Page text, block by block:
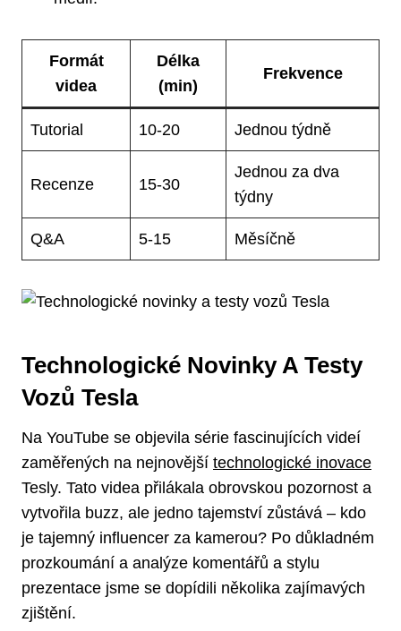
Formát
videa
Délka
(min)
Frekvence
Tutorial 10-20 Jednou týdně
Recenze 15-30
Jednou za dva
týdny
Q&A 5-15 Měsíčně
Technologické Novinky A Testy
Vozů Tesla
Na YouTube se objevila série fascinujících videí
zaměřených na nejnovější technologické inovace
Tesly. Tato videa přilákala obrovskou pozornost a
vytvořila buzz, ale jedno tajemství zůstává – kdo
je tajemný influencer za kamerou? Po důkladném
prozkoumání a analýze komentářů a stylu
prezentace jsme se dopídili několika zajímavých
zjištění.